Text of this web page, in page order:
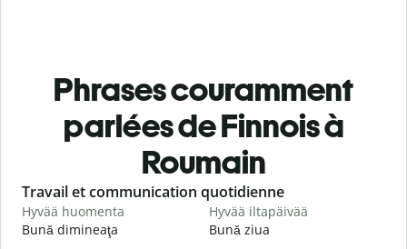
Phrases couramment
parlées de Finnois à
Roumain
Slide 1 of 6
Travail et communication quotidienne
Hyvää huomenta
Bună dimineaţa
Hyvää iltapäivää
Bună ziua